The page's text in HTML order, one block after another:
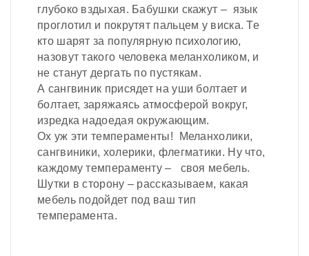
глубоко вздыхая. Бабушки скажут – язык
проглотил и покрутят пальцем у виска. Те
кто шарят за популярную психологию,
назовут такого человека меланхоликом, и
не станут дергать по пустякам.
А сангвиник присядет на уши болтает и
болтает, заряжаясь атмосферой вокруг,
изредка надоедая окружающим.
Ох уж эти темпераменты! Меланхолики,
сангвиники, холерики, флегматики. Ну что,
каждому темпераменту – своя мебель.
Шутки в сторону – рассказываем, какая
мебель подойдет под ваш тип
темперамента.